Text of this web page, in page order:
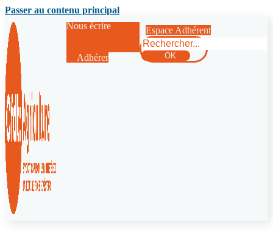
Passer au contenu principal
Nous écrire
Adhérer
Espace Adhérent
Rechercher
OK